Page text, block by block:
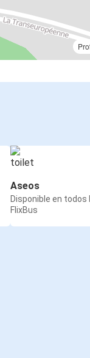
Aseos
Disponible en todos
FlixBus